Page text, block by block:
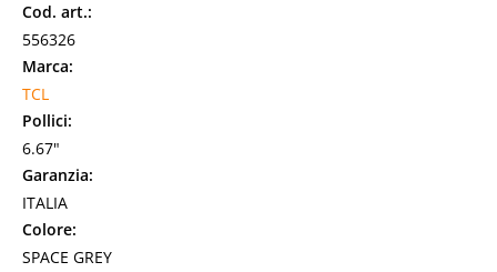
Cod. art.:
556326
Marca:
TCL
Pollici:
6.67"
Garanzia:
ITALIA
Colore:
SPACE GREY